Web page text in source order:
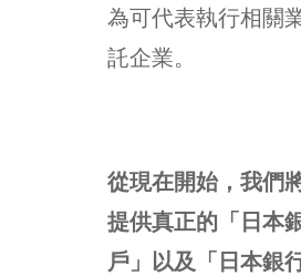
為可代表執行相關
託企業。
從現在開始，我們
提供真正的「日本
戶」以及「日本銀